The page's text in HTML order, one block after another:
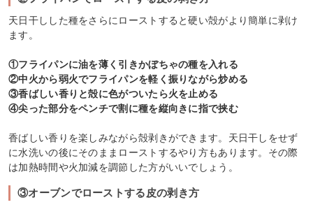
天日干しした種をさらにローストすると硬い殻がより簡単に剥け
ます。
①フライパンに油を薄く引きかぼちゃの種を入れる
②中火から弱火でフライパンを軽く振りながら炒める
③香ばしい香りと殻に色がついたら火を止める
④尖った部分をペンチで割に種を縦向きに指で挟む
香ばしい香りを楽しみながら殻剥きができます。天日干しをせず
に水洗いの後にそのままローストするやり方もあります。その際
は加熱時間や火加減を調節した方がいいでしょう。
③オーブンでローストする皮の剥き方